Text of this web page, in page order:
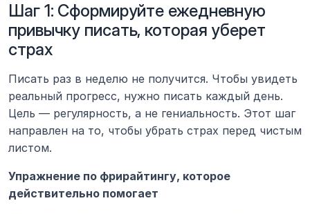
Шаг 1: Сформируйте ежедневную
привычку писать, которая уберет
страх
Писать раз в неделю не получится. Чтобы увидеть
реальный прогресс, нужно писать каждый день.
Цель — регулярность, а не гениальность. Этот шаг
направлен на то, чтобы убрать страх перед чистым
листом.
Упражнение по фрирайтингу, которое
действительно помогает